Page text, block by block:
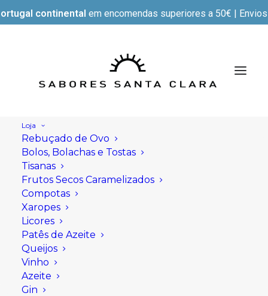
continental em encomendas superiores a 50€ |
Loja
Rebuçado de Ovo
Bolos, Bolachas e Tostas
Tisanas
Frutos Secos Caramelizados
Compotas
Xaropes
Licores
Patês de Azeite
Queijos
Vinho
Azeite
Gin